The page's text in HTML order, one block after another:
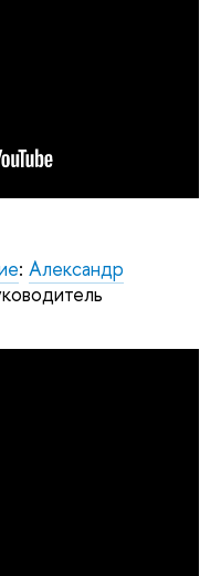
: Александр